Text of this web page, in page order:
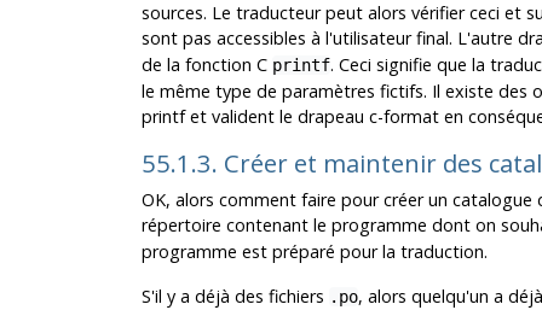
sources. Le traducteur peut alors vérifier ceci et
sont pas accessibles à l'utilisateur final. L'autre
de la fonction C printf. Ceci signifie que la
le même type de paramètres fictifs. Il existe des
printf et valident le drapeau c-format en
55.1.3. Créer et maintenir des
OK, alors comment faire pour créer un catalogue
répertoire contenant le programme dont on
programme est préparé pour la traduction.
S'il y a déjà des fichiers .po, alors quelqu'un a